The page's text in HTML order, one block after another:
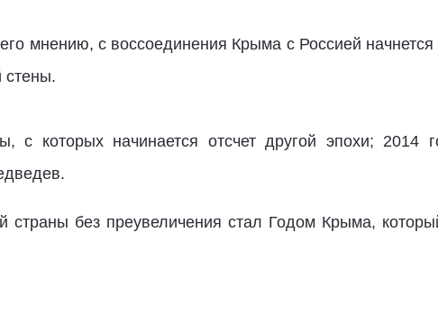
мнению, с воссоединения Крыма с Россией начнется
стены.
с которых начинается отсчет другой эпохи; 2014
без преувеличения стал Годом Крыма,